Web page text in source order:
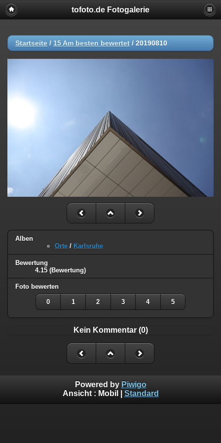
tofoto.de Fotogalerie
Startseite / 15 Am besten bewertet / 20190810
Alben
Orte / Karlsruhe
Bewertung
4.15 (Bewertung)
Foto bewerten
0 1 2 3 4 5
Kein Kommentar (0)
Powered by Piwigo
Ansicht : Mobil Standard